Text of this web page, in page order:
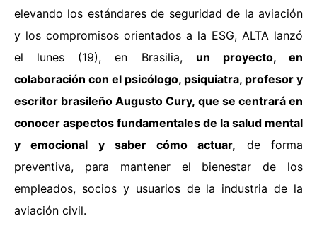
elevando los estándares de seguridad de la aviación
y los compromisos orientados a la ESG, ALTA lanzó
el lunes (19), en Brasilia, un proyecto, en
colaboración con el psicólogo, psiquiatra, profesor y
escritor brasileño Augusto Cury, que se centrará en
conocer aspectos fundamentales de la salud mental
y emocional y saber cómo actuar, de forma
preventiva, para mantener el bienestar de los
empleados, socios y usuarios de la industria de la
aviación civil.